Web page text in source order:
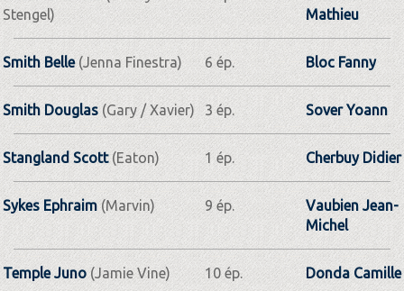
Stengel)
Mathieu
Smith Belle(Jenna Finestra) 6 ép. Bloc Fanny
Smith Douglas(Gary / Xavier) 3 ép. Sover Yoann
Stangland Scott(Eaton) 1 ép. Cherbuy Didier
Sykes Ephraim(Marvin) 9 ép.
Vaubien Jean-
Michel
Temple Juno(Jamie Vine) 10 ép. Donda Camille